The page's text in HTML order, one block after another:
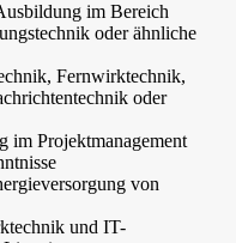
im Bereich
oder ähnliche
Fernwirktechnik,
oder
im Projektmanagement
von
und IT-